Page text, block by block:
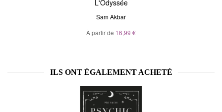
L'Odyssée
Sam Akbar
À partir de 16,99 €
ILS ONT ÉGALEMENT ACHETÉ